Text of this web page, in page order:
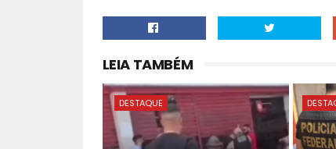
LEIA TAMBÉM
DESTAQUE